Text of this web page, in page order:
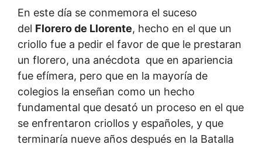
En este día se conmemora el suceso
del Florero de Llorente, hecho en el que un
criollo fue a pedir el favor de que le prestaran
un florero, una anécdota que en apariencia
fue efímera, pero que en la mayoría de
colegios la enseñan como un hecho
fundamental que desató un proceso en el que
se enfrentaron criollos y españoles, y que
terminaría nueve años después en la Batalla